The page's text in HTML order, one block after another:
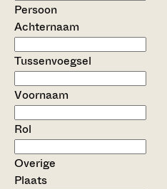
Persoon
Achternaam
Tussenvoegsel
Voornaam
Rol
Overige
Plaats